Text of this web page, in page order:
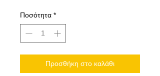
Ποσότητα *
Προσθήκη στο καλάθι